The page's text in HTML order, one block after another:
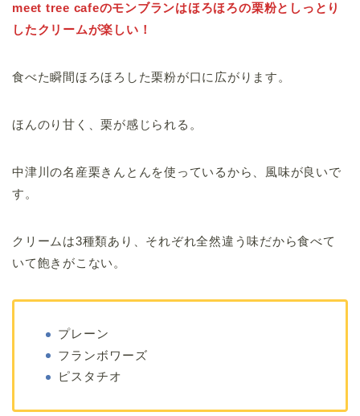
meet tree cafeのモンブランはほろほろの栗粉としっとり
したクリームが楽しい！
食べた瞬間ほろほろした栗粉が口に広がります。
ほんのり甘く、栗が感じられる。
中津川の名産栗きんとんを使っているから、風味が良いで
す。
クリームは3種類あり、それぞれ全然違う味だから食べて
いて飽きがこない。
プレーン
フランボワーズ
ピスタチオ